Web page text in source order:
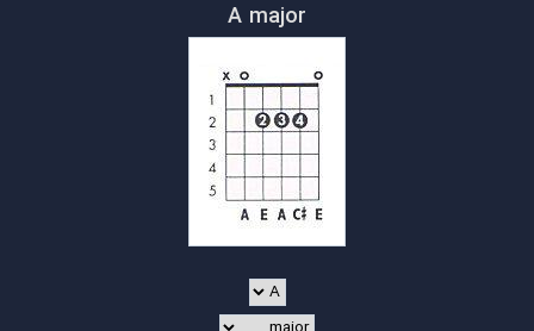
A major